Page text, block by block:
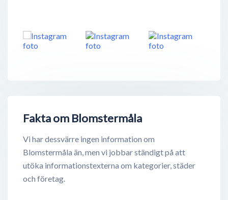
Fakta om Blomstermåla
Vi har dessvärre ingen information om
Blomstermåla än, men vi jobbar ständigt på att
utöka informationstexterna om kategorier, städer
och företag.